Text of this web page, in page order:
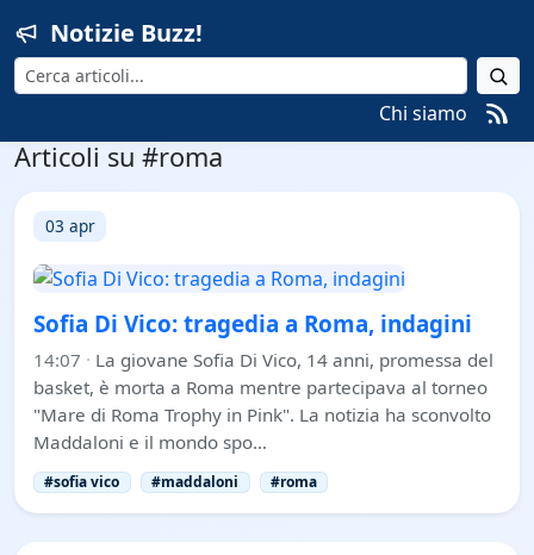
Notizie Buzz!
Cerca
Chi siamo
Articoli su #roma
03 apr
Sofia Di Vico: tragedia a Roma, indagini
14:07 · La giovane Sofia Di Vico, 14 anni, promessa del
basket, è morta a Roma mentre partecipava al torneo
"Mare di Roma Trophy in Pink". La notizia ha sconvolto
Maddaloni e il mondo spo…
#sofia vico #maddaloni #roma